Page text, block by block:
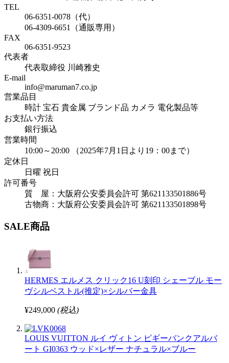
TEL
06-6351-0078（代）
06-4309-6651（通販専用）
FAX
06-6351-9523
代表者
代表取締役 川崎雅史
E-mail
info@maruman7.co.jp
営業品目
時計 宝石 貴金属 ブランド品 カメラ 電化製品等
お支払い方法
銀行振込
営業時間
10:00～20:00 （2025年7月1日より19：00まで）
定休日
日曜 祝日
許可番号
質 屋：大阪府公安委員会許可 第621133501886号
古物商：大阪府公安委員会許可 第621133501898号
SALE商品
HERMES エルメス クリック16 U刻印 シェーブル モー
ヴシルベストル(推定)×シルバー金具
¥249,000 (税込)
LOUIS VUITTON ルイ ヴィトン ピギーバンクアルバ
ート GI0363 ウッド×レザー ナチュラル×ブルー